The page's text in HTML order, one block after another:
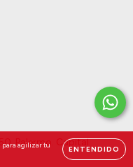
para agilizar tu
ENTENDIDO
Palermo. Capital